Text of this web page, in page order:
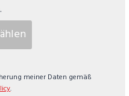
meiner Daten gemäß
.